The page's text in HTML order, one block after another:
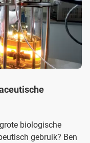
biologische
gebruik? Ben